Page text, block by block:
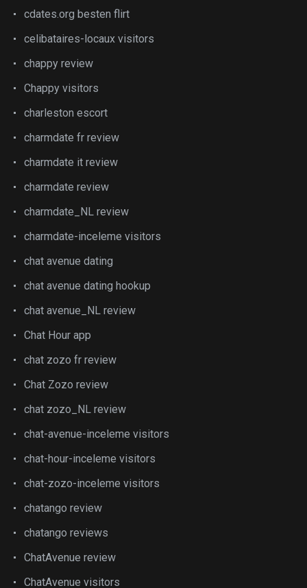
cdates.org besten flirt
celibataires-locaux visitors
chappy review
Chappy visitors
charleston escort
charmdate fr review
charmdate it review
charmdate review
charmdate_NL review
charmdate-inceleme visitors
chat avenue dating
chat avenue dating hookup
chat avenue_NL review
Chat Hour app
chat zozo fr review
Chat Zozo review
chat zozo_NL review
chat-avenue-inceleme visitors
chat-hour-inceleme visitors
chat-zozo-inceleme visitors
chatango review
chatango reviews
ChatAvenue review
ChatAvenue visitors